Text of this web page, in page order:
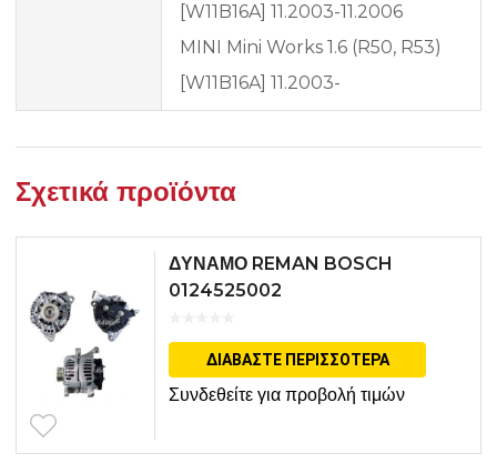
[W11B16A] 11.2003-11.2006
MINI Mini Works 1.6 (R50, R53)
[W11B16A] 11.2003-
Σχετικά προϊόντα
ΔΥΝΑΜΟ REMAN BOSCH
0124525002
ΔΙΑΒΆΣΤΕ ΠΕΡΙΣΣΌΤΕΡΑ
Συνδεθείτε για προβολή τιμών